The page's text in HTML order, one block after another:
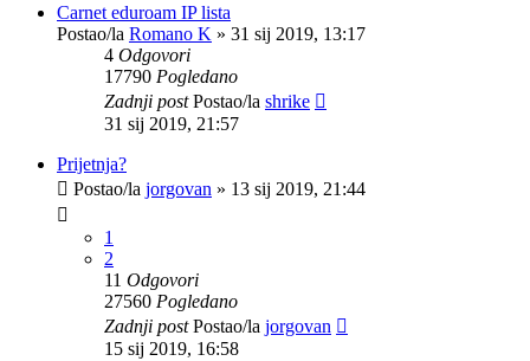
Carnet eduroam IP lista
Postao/la Romano K » 31 sij 2019, 13:17
4 Odgovori
17790 Pogledano
Zadnji postPostao/la shrike
31 sij 2019, 21:57
Prijetnja?
Postao/la jorgovan » 13 sij 2019, 21:44
1
2
11 Odgovori
27560 Pogledano
Zadnji postPostao/la jorgovan
15 sij 2019, 16:58